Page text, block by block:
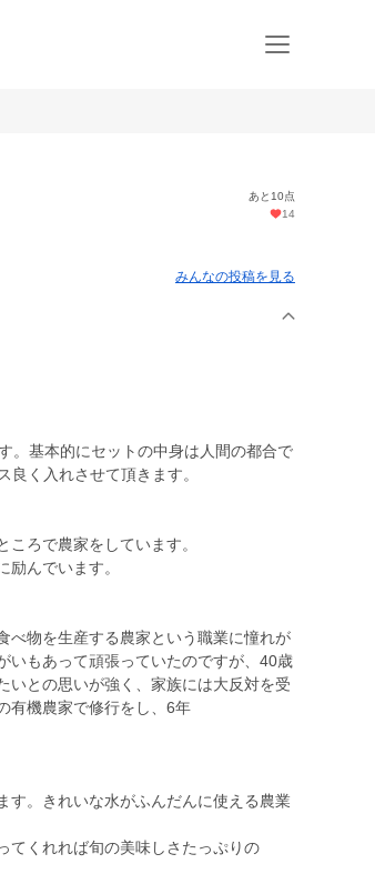
あと10点
14
みんなの投稿を見る
。基本的にセットの中身は人間の都合で
く入れさせて頂きます。
ろで農家をしています。
んでいます。
べ物を生産する農家という職業に憧れが
いもあって頑張っていたのですが、40歳
いとの思いが強く、家族には大反対を受
有機農家で修行をし、6年
す。きれいな水がふんだんに使える農業
てくれれば旬の美味しさたっぷりの